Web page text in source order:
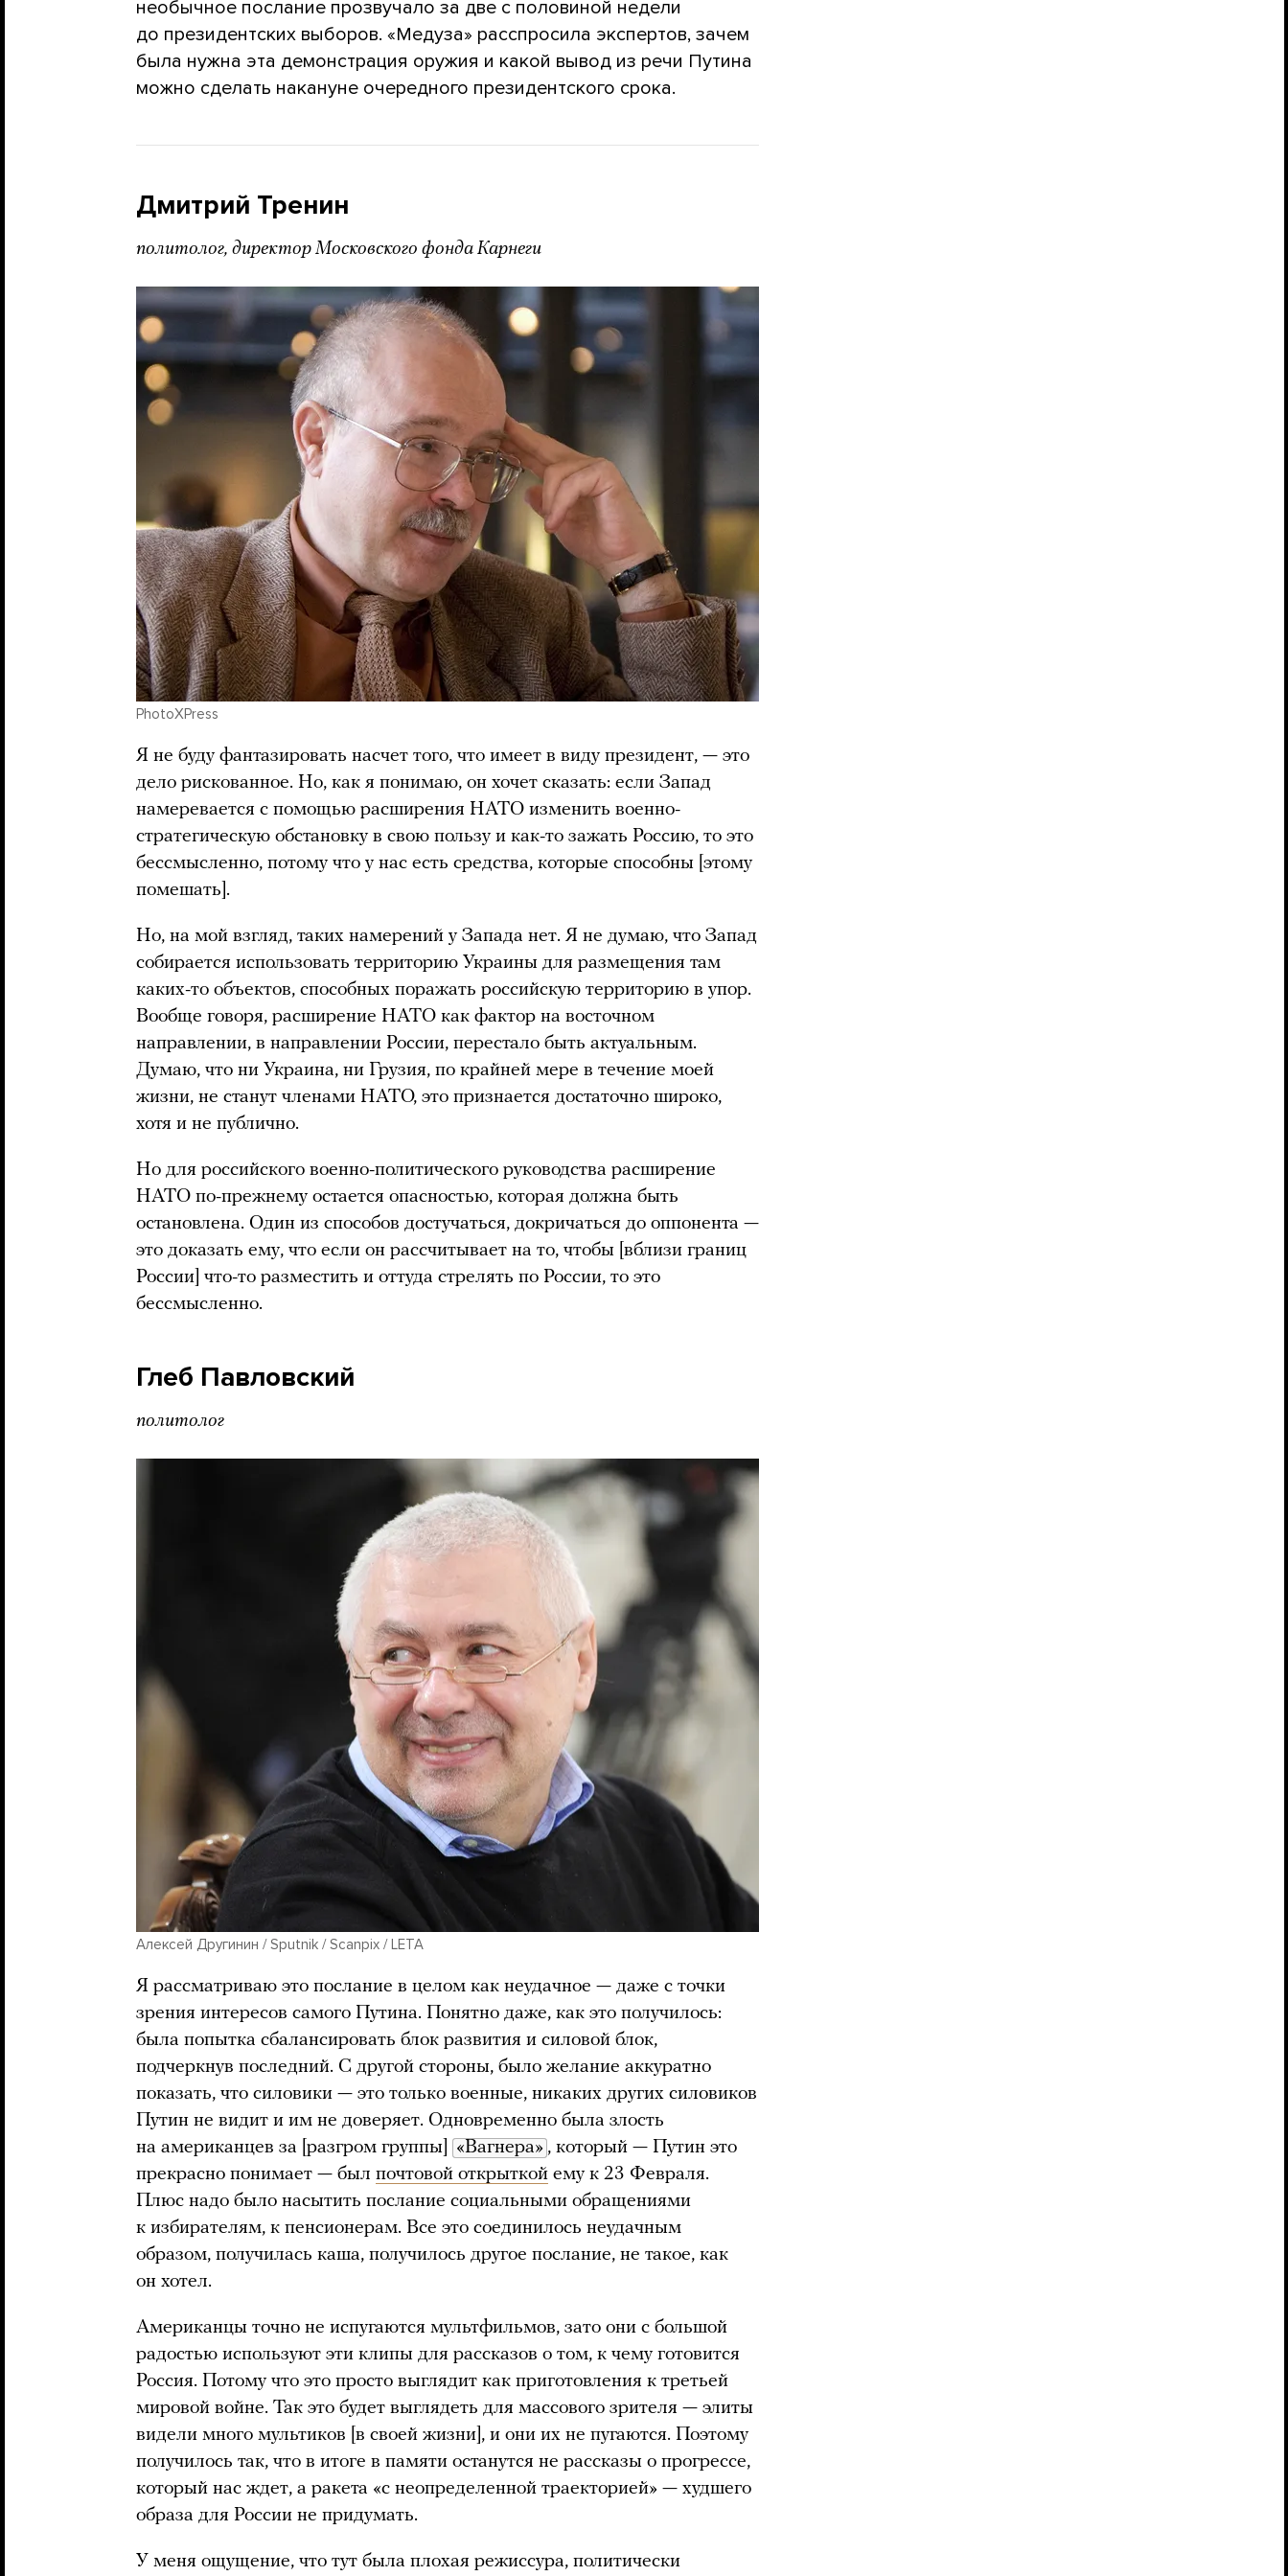
необычное послание прозвучало за две с половиной недели
до президентских выборов. «Медуза» расспросила экспертов, зачем
была нужна эта демонстрация оружия и какой вывод из речи Путина
можно сделать накануне очередного президентского срока.
Дмитрий Тренин
политолог, директор Московского фонда Карнеги
PhotoXPress
Я не буду фантазировать насчет того, что имеет в виду президент, — это
дело рискованное. Но, как я понимаю, он хочет сказать: если Запад
намеревается с помощью расширения НАТО изменить военно-
стратегическую обстановку в свою пользу и как-то зажать Россию, то это
бессмысленно, потому что у нас есть средства, которые способны [этому
помешать].
Но, на мой взгляд, таких намерений у Запада нет. Я не думаю, что Запад
собирается использовать территорию Украины для размещения там
каких-то объектов, способных поражать российскую территорию в упор.
Вообще говоря, расширение НАТО как фактор на восточном
направлении, в направлении России, перестало быть актуальным.
Думаю, что ни Украина, ни Грузия, по крайней мере в течение моей
жизни, не станут членами НАТО, это признается достаточно широко,
хотя и не публично.
Но для российского военно-политического руководства расширение
НАТО по-прежнему остается опасностью, которая должна быть
остановлена. Один из способов достучаться, докричаться до оппонента —
это доказать ему, что если он рассчитывает на то, чтобы [вблизи границ
России] что-то разместить и оттуда стрелять по России, то это
бессмысленно.
Глеб Павловский
политолог
Алексей Другинин / Sputnik / Scanpix / LETA
Я рассматриваю это послание в целом как неудачное — даже с точки
зрения интересов самого Путина. Понятно даже, как это получилось:
была попытка сбалансировать блок развития и силовой блок,
подчеркнув последний. С другой стороны, было желание аккуратно
показать, что силовики — это только военные, никаких других силовиков
Путин не видит и им не доверяет. Одновременно была злость
на американцев за [разгром группы]
«Вагнера» , который — Путин это
прекрасно понимает — был почтовой открыткой ему к 23 Февраля.
Плюс надо было насытить послание социальными обращениями
к избирателям, к пенсионерам. Все это соединилось неудачным
образом, получилась каша, получилось другое послание, не такое, как
он хотел.
Американцы точно не испугаются мультфильмов, зато они с большой
радостью используют эти клипы для рассказов о том, к чему готовится
Россия. Потому что это просто выглядит как приготовления к третьей
мировой войне. Так это будет выглядеть для массового зрителя — элиты
видели много мультиков [в своей жизни], и они их не пугаются. Поэтому
получилось так, что в итоге в памяти останутся не рассказы о прогрессе,
который нас ждет, а ракета «с неопределенной траекторией» — худшего
образа для России не придумать.
У меня ощущение, что тут была плохая режиссура, политически